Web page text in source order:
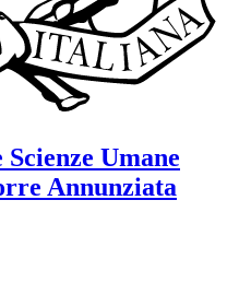
Umane
Annunziata